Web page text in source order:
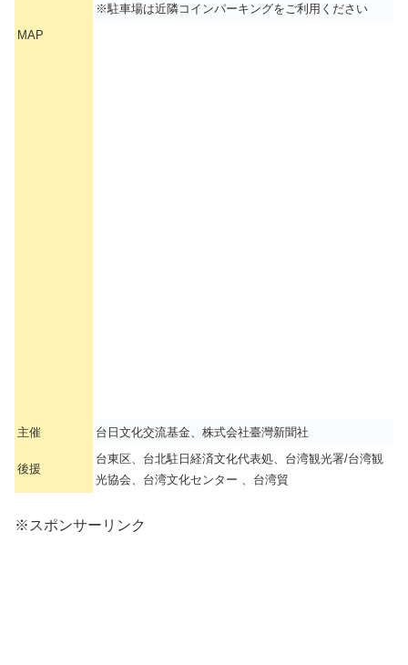
※駐車場は近隣コインパーキングをご利用ください
MAP
主催 台日文化交流基金、株式会社臺灣新聞社
後援
台東区、台北駐日経済文化代表処、台湾観光署/台湾観
光協会、台湾文化センター 、台湾貿
※スポンサーリンク